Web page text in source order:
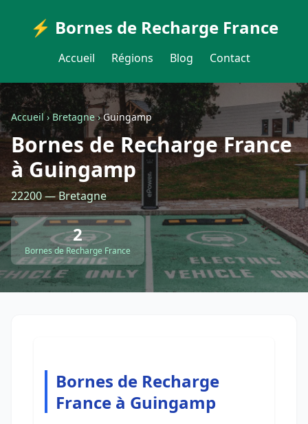
⚡ Bornes de Recharge France
Accueil Régions Blog Contact
Accueil›Bretagne›Guingamp
Bornes de Recharge France
à Guingamp
22200 — Bretagne
2
Bornes de Recharge France
Bornes de Recharge
France à Guingamp